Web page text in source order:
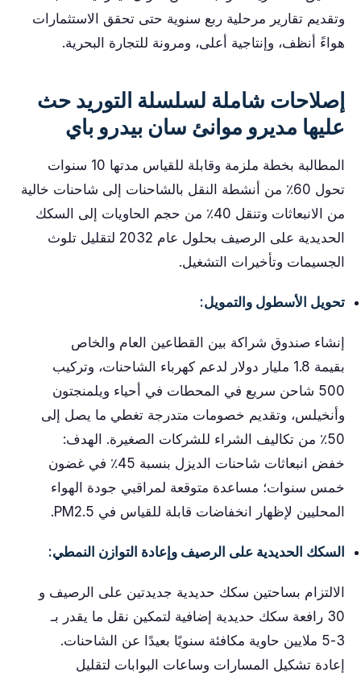
وتقديم تقارير مرحلية ربع سنوية حتى تحقق الاستثمارات
هواءً أنظف، وإنتاجية أعلى، ومرونة للتجارة البحرية.
إصلاحات شاملة لسلسلة التوريد حث
عليها مديرو موانئ سان بيدرو باي
المطالبة بخطة ملزمة وقابلة للقياس مدتها 10 سنوات
تحول 60٪ من أنشطة النقل بالشاحنات إلى شاحنات خالية
من الانبعاثات وتنقل 40٪ من حجم الحاويات إلى السكك
الحديدية على الرصيف بحلول عام 2032 لتقليل تلوث
الجسيمات وتأخيرات التشغيل.
تحويل الأسطول والتمويل:
إنشاء صندوق شراكة بين القطاعين العام والخاص
بقيمة 1.8 مليار دولار لدعم كهرباء الشاحنات، وتركيب
500 شاحن سريع في المحطات في أحياء ويلمنجتون
وأنخيلس، وتقديم خصومات متدرجة تغطي ما يصل إلى
50٪ من تكاليف الشراء للشركات الصغيرة. الهدف:
خفض انبعاثات شاحنات الديزل بنسبة 45٪ في غضون
خمس سنوات؛ مساعدة متوقعة لمراقبي جودة الهواء
المحليين لإظهار انخفاضات قابلة للقياس في PM2.5.
السكك الحديدية على الرصيف وإعادة التوازن النمطي:
الالتزام بساحتين سكك حديدية جديدتين على الرصيف و
30 رافعة سكك حديدية إضافية لتمكين نقل ما يقدر بـ
3-5 ملايين حاوية مكافئة سنويًا بعيدًا عن الشاحنات.
إعادة تشكيل المسارات وساعات البوابات لتقليل